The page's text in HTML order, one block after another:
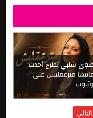
شلبي تطرح أحدث
متزعقليش على
التالى